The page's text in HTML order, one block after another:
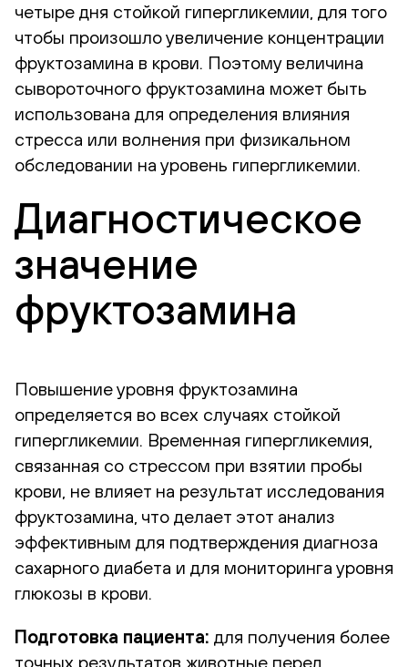
четыре дня стойкой гипергликемии, для того
чтобы произошло увеличение концентрации
фруктозамина в крови. Поэтому величина
сывороточного фруктозамина может быть
использована для определения влияния
стресса или волнения при физикальном
обследовании на уровень гипергликемии.
Диагностическое
значение
фруктозамина
Повышение уровня фруктозамина
определяется во всех случаях стойкой
гипергликемии. Временная гипергликемия,
связанная со стрессом при взятии пробы
крови, не влияет на результат исследования
фруктозамина, что делает этот анализ
эффективным для подтверждения диагноза
сахарного диабета и для мониторинга уровня
глюкозы в крови.
Подготовка пациента: для получения более
точных результатов животные перед